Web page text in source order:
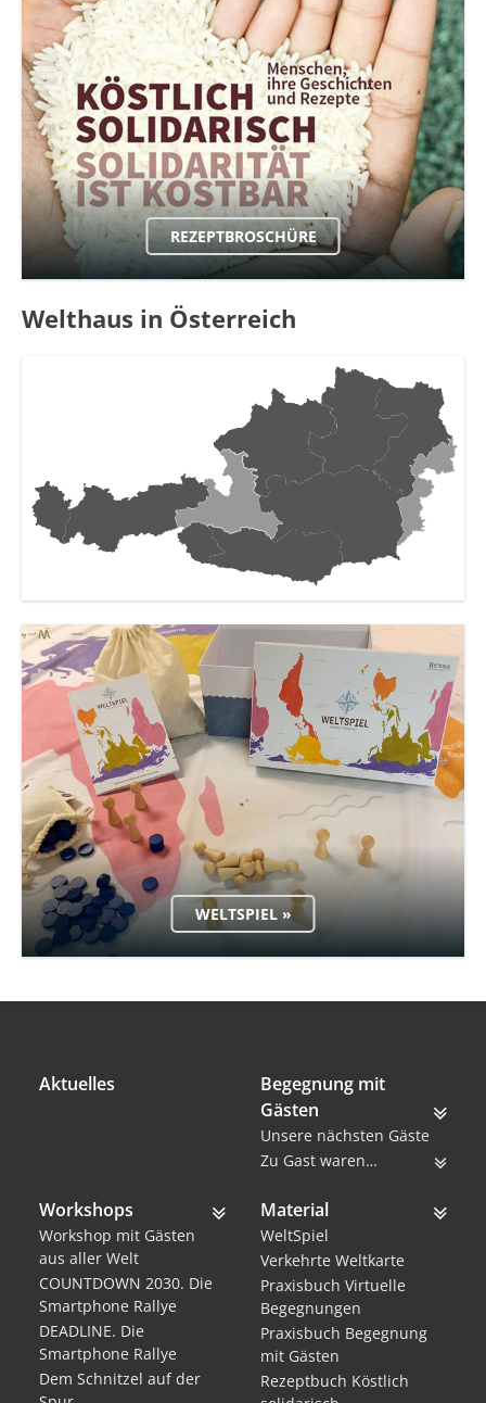
REZEPTBROSCHÜRE
Welthaus in Österreich
WELTSPIEL »
Aktuelles
Begegnung mit
Gästen
Unsere nächsten Gäste
Zu Gast waren…
Workshops
Workshop mit Gästen
aus aller Welt
COUNTDOWN 2030. Die
Smartphone Rallye
DEADLINE. Die
Smartphone Rallye
Dem Schnitzel auf der
Material
WeltSpiel
Verkehrte Weltkarte
Praxisbuch Virtuelle
Begegnungen
Praxisbuch Begegnung
mit Gästen
Rezeptbuch Köstlich